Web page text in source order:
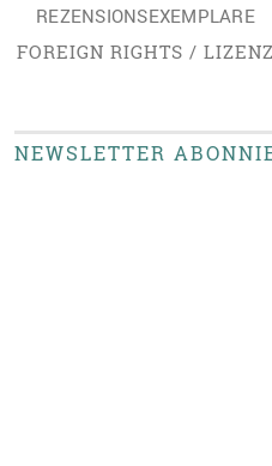
REZENSIONSEXEMPLARE
FOREIGN RIGHTS /
NEWSLETTER